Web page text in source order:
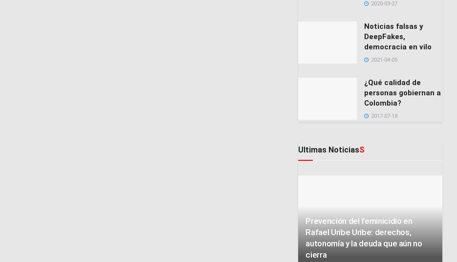
2020-03-27
Noticias falsas y
DeepFakes,
democracia en vilo
2021-04-05
¿Qué calidad de
personas gobiernan a
Colombia?
2017-07-18
Ultimas NoticiasS
Prevención del feminicidio en
Rafael Uribe Uribe: derechos,
autonomía y la deuda que aún no
cierra